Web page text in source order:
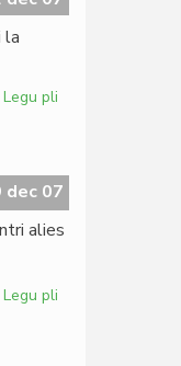
la
Legu pli
la
literatura
Nobelo
dec 07
alies
Legu pli